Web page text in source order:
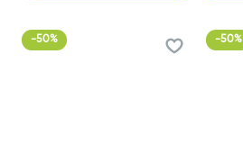
-50% -50%